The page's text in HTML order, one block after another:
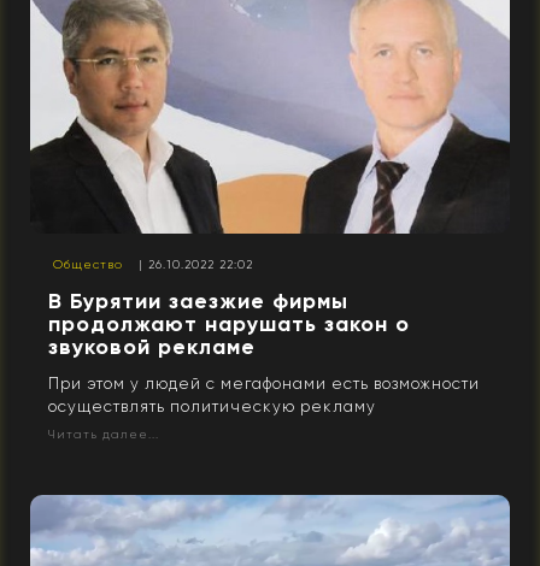
Общество | 26.10.2022 22:02
В Бурятии заезжие фирмы
продолжают нарушать закон о
звуковой рекламе
При этом у людей с мегафонами есть возможности
осуществлять политическую рекламу
Читать далее...